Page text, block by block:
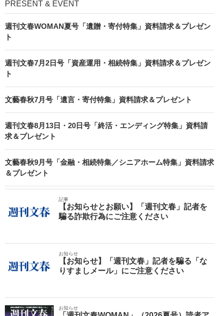
PRESENT & EVENT
週刊文春WOMAN夏号「遺贈・寄付特集」資料請求＆プレゼン
ト
週刊文春7月2日号「資産運用・相続特集」資料請求＆プレゼン
ト
文藝春秋7月号「遺言・寄付特集」資料請求＆プレゼント
週刊文春8月13日・20日号「終活・エンディング特集」資料請
求＆プレゼント
文藝春秋9月号「金融・相続特集／シニアホーム特集」資料請求
＆プレゼント
記事
【お知らせとお願い】「週刊文春」記者を
騙る詐欺行為にご注意ください
お知らせ
【お知らせ】「週刊文春」記者を騙る「な
りすましメール」にご注意ください
お知らせ